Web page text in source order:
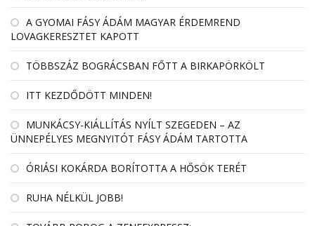
A GYOMAI FÁSY ÁDÁM MAGYAR ÉRDEMREND
LOVAGKERESZTET KAPOTT
TÖBBSZÁZ BOGRÁCSBAN FŐTT A BIRKAPÖRKÖLT
ITT KEZDŐDÖTT MINDEN!
MUNKÁCSY-KIÁLLÍTÁS NYÍLT SZEGEDEN – AZ
ÜNNEPÉLYES MEGNYITÓT FÁSY ÁDÁM TARTOTTA
ÓRIÁSI KOKÁRDA BORÍTOTTA A HŐSÖK TERÉT
RUHA NÉLKÜL JOBB!